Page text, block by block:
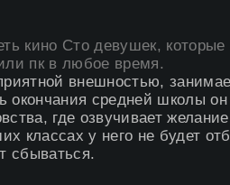
кино Сто девушек,
пк в любое время.
внешностью,
окончания средней школы
где озвучивает
классах у него не будет
сбываться.